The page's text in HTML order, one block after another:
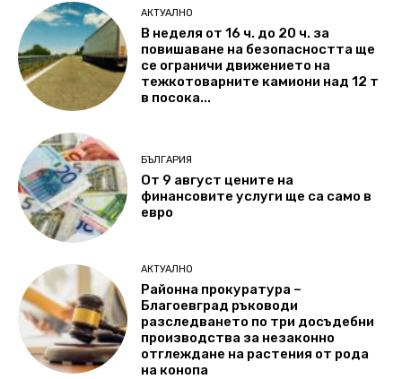
АКТУАЛНО
В неделя от 16 ч. до 20 ч. за
повишаване на безопасността ще
се ограничи движението на
тежкотоварните камиони над 12 т
в посока...
БЪЛГАРИЯ
От 9 август цените на
финансовите услуги ще са само в
евро
АКТУАЛНО
Районна прокуратура –
Благоевград ръководи
разследването по три досъдебни
производства за незаконно
отглеждане на растения от рода
на конопа